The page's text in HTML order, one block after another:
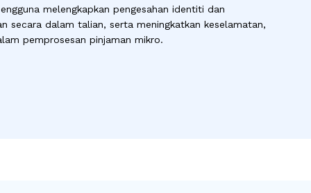
melengkapkan pengesahan identiti dan
secara dalam talian, serta meningkatkan keselamatan,
pemprosesan pinjaman mikro.